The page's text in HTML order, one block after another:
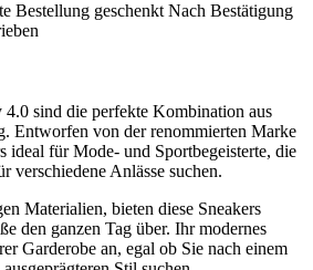
Bestellung geschenkt Nach Bestätigung
4.0 sind die perfekte Kombination aus
Entworfen von der renommierten Marke
ideal für Mode- und Sportbegeisterte, die
verschiedene Anlässe suchen.
Materialien, bieten diese Sneakers
den ganzen Tag über. Ihr modernes
Garderobe an, egal ob Sie nach einem